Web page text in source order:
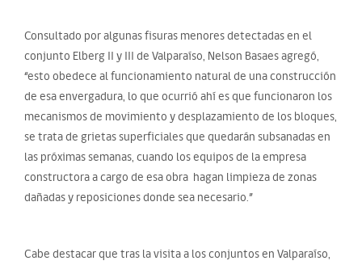
Consultado por algunas fisuras menores detectadas en el
conjunto Elberg II y III de Valparaíso, Nelson Basaes agregó,
“esto obedece al funcionamiento natural de una construcción
de esa envergadura, lo que ocurrió ahí es que funcionaron los
mecanismos de movimiento y desplazamiento de los bloques,
se trata de grietas superficiales que quedarán subsanadas en
las próximas semanas, cuando los equipos de la empresa
constructora a cargo de esa obra hagan limpieza de zonas
dañadas y reposiciones donde sea necesario.”
Cabe destacar que tras la visita a los conjuntos en Valparaíso,